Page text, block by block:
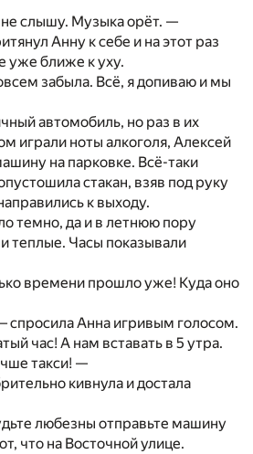
слышу. Музыка орёт. —
Анну к себе и на этот раз
уже ближе к уху.
забыла. Всё, я допиваю и мы
автомобиль, но раз в их
играли ноты алкоголя, Алексей
на парковке. Всё-таки
стакан, взяв под руку
к выходу.
темно, да и в летнюю пору
теплые. Часы показывали
времени прошло уже! Куда оно
спросила Анна игривым голосом.
час! А нам вставать в 5 утра.
такси! —
кивнула и достала
любезны отправьте машину
что на Восточной улице.